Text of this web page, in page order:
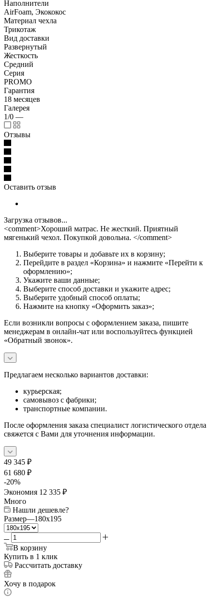
Наполнители
AirFoam, Экококос
Материал чехла
Трикотаж
Вид доставки
Развернутый
Жесткость
Средний
Серия
PROMO
Гарантия
18 месяцев
Галерея
1/0 —
Отзывы
Оставить отзыв
Загрузка отзывов...
<comment>Хороший матрас. Не жесткий. Приятный
мягенький чехол. Покупкой довольна. </comment>
Выберите товары и добавьте их в корзину;
Перейдите в раздел «Корзина» и нажмите «Перейти к
оформлению»;
Укажите ваши данные;
Выберите способ доставки и укажите адрес;
Выберите удобный способ оплаты;
Нажмите на кнопку «Оформить заказ»;
Если возникли вопросы с оформлением заказа, пишите
менеджерам в онлайн-чат или воспользуйтесь функцией
«Обратный звонок».
Предлагаем несколько вариантов доставки:
курьерская;
самовывоз с фабрики;
транспортные компании.
После оформления заказа специалист логистического отдела
свяжется с Вами для уточнения информации.
49 345 ₽
61 680 ₽
-20%
Экономия 12 335 ₽
Много
Нашли дешевле?
Размер—180x195
В корзину
Купить в 1 клик
Рассчитать доставку
Хочу в подарок